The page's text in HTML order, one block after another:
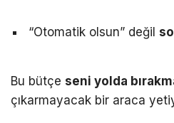
“Otomatik olsun” değil
Bu bütçe seni yolda
çıkarmayacak bir araca